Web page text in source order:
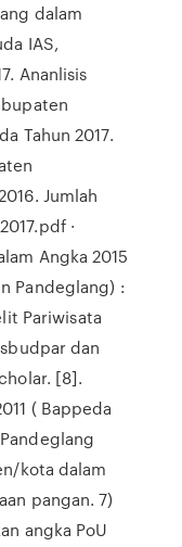
dalam
IAS,
Ananlisis
Tahun 2017.
Jumlah
·
Angka 2015
Pandeglang) :
Pariwisata
dan
[8].
( Bappeda
kota dalam
pangan. 7)
angka PoU